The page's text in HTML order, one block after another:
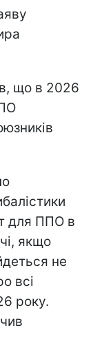
що в 2026
для ППО в
якщо
не
всі
року.